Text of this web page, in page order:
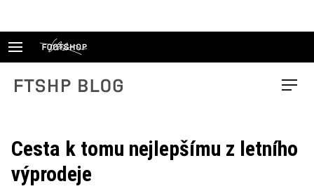
FTSHP blog Menu
Cesta k tomu nejlepšímu z letního
výprodeje